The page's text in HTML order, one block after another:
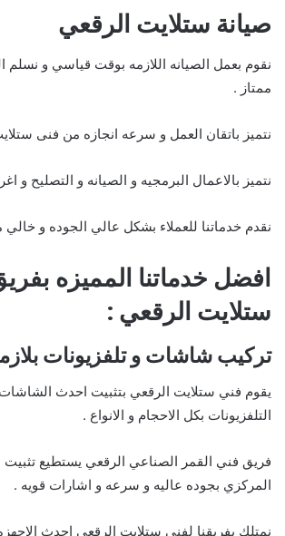
صيانة ستلايت الرقعي
نقوم بعمل الصيانه اللازمه بوقت قياسي و نسلم
ممتاز .
نتميز باتقان العمل و سرعه انجازه من فنى
نتميز بالاعمال البرمجيه و الصيانه و التصليح و
نقدم خدماتنا للعملاء بشكل عالي الجوده و خالي
افضل خدماتنا المميزه
ستلايت الرقعي :
تركيب شاشات و تلفزيونات
يقوم فني ستلايت الرقعي بتثبيت احدث الشاشات
التلفزيونات بكل الاحجام و الانواع .
فريق فني القمر الصناعي الرقعي يستطيع تثبيت
المركزي بجوده عاليه و سرعه و اشارات قويه .
نمتلك بفريقنا لفني ستلايت الرقعي احدث